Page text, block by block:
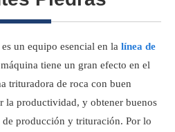
un equipo esencial en la línea de
máquina tiene un gran efecto en el
trituradora de roca con buen
la productividad, y obtener buenos
producción y trituración. Por lo